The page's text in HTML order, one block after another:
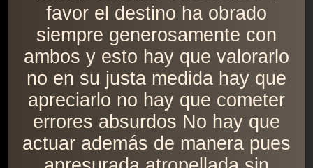
favor el destino ha obrado
siempre generosamente con
ambos y esto hay que valorarlo
no en su justa medida hay que
apreciarlo no hay que cometer
errores absurdos No hay que
actuar además de manera pues